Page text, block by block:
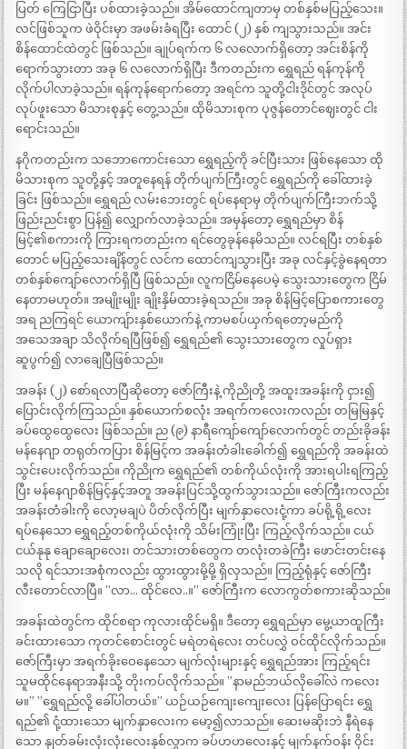
ပြတ် ကြေငြာပြီး ပစ်ထားခဲ့သည်။ အိမ်ထောင်ကျတာမှ တစ်နှစ်မပြည့်သေး။
လင်ဖြစ်သူက ဖဲဝိုင်းမှာ အဖမ်းခံရပြီး ထောင် (၂) နှစ် ကျသွားသည်။ အင်း
စိန်ထောင်ထဲတွင် ဖြစ်သည်။ ချုပ်ရက်က ၆ လလောက်ရှိတော့ အင်းစိန်ကို
ရောက်သွားတာ အခု ၆ လလောက်ရှိပြီး ဒီကတည်းက ရွှေရည် ရန်ကုန်ကို
လိုက်ပါလာခဲ့သည်။ ရန်ကုန်ရောက်တော့ အရင်က သူတို့ငါးဒိုင်တွင် အလုပ်
လုပ်ဖူးသော မိသားစုနှင့် တွေ့သည်။ ထိုမိသားစုက ပုဇွန်တောင်ဈေးတွင် ငါး
ရောင်းသည်။
နဂိုကတည်းက သဘောကောင်းသော ရွှေရည့်ကို ခင်ပြီးသား ဖြစ်နေသော ထို
မိသားစုက သူတို့နှင့် အတူနေရန် တိုက်ပျက်ကြီးတွင် ရွှေရည်ကို ခေါ်ထားခဲ့
ခြင်း ဖြစ်သည်။ ရွှေရည် လမ်းဘေးတွင် ရပ်နေရာမှ တိုက်ပျက်ကြီးဘက်သို့
ဖြည်းညင်းစွာ ပြန်၍ လျှောက်လာခဲ့သည်။ အမှန်တော့ ရွှေရည်မှာ စိန်
မြင့်၏စကားကို ကြားရကတည်းက ရင်တွေခုန်နေမိသည်။ လင်ရပြီး တစ်နှစ်
တောင် မပြည့်သေးချိန်တွင် လင်က ထောင်ကျသွားပြီး အခု လင်နှင့်ခွဲနေရတာ
တစ်နှစ်ကျော်လောက်ရှိပြီ ဖြစ်သည်။ လူကငြိမ်နေပေမဲ့ သွေးသားတွေက ငြိမ်
နေတာမဟုတ်။ အမျိုးမျိုး ချိုးနှိမ်ထားခဲ့ရသည်။ အခု စိန်မြင့်ပြောစကားတွေ
အရ ညကြရင် ယောကျ်ားနှစ်ယောက်နဲ့ ကာမစပ်ယှက်ရတော့မည်ကို
အသေအချာ သိလိုက်ရပြီဖြစ်၍ ရွှေရည်၏ သွေးသားတွေက လှုပ်ရှား
ဆူပွက်၍ လာချေပြီဖြစ်သည်။
အခန်း (၂) စော်ရလာပြီဆိုတော့ ဇော်ကြီးနဲ့ ကိုညိုတို့ အထူးအခန်းကို ငှား၍
ပြောင်းလိုက်ကြသည်။ နှစ်ယောက်စလုံး အရက်ကလေးကလည်း တမြမြနှင့်
ခပ်ထွေထွေလေး ဖြစ်သည်။ ည (၉) နာရီကျော်ကျော်လောက်တွင် တည်းခိုခန်း
မန်နေဂျာ တရုတ်ကပြား စိန်မြင့်က အခန်းတံခါးခေါက်၍ ရွှေရည်ကို အခန်းထဲ
သွင်းပေးလိုက်သည်။ ကိုညိုက ရွှေရည်၏ တစ်ကိုယ်လုံးကို အားရပါးရကြည့်
ပြီး မန်နေဂျာစိန်မြင့်နှင့်အတူ အခန်းပြင်သို့ထွက်သွားသည်။ ဇော်ကြီးကလည်း
အခန်းတံခါးကို လော့မချပဲ ပိတ်လိုက်ပြီး မျက်နှာလေးငုံ့ကာ ခပ်ရို့ရို့လေး
ရပ်နေသော ရွှေရည့်တစ်ကိုယ်လုံးကို သိမ်းကြုံးပြီး ကြည့်လိုက်သည်။ ငယ်
ငယ်နုနု ချောချောလေး၊ တင်သားတစ်တွေက တလုံးတခဲကြီး ဖောင်းတင်းနေ
သလို ရင်သားအစုံကလည်း ထွားထွားမို့မို့ ရှိလှသည်။ ကြည့်ရုံနှင့် ဇော်ကြီး
လီးတောင်လာပြီ။ ”လာ… ထိုင်လေ..။” ဇော်ကြီးက လောကွတ်စကားဆိုသည်။
အခန်းထဲတွင်က ထိုင်စရာ ကုလားထိုင်မရှိ။ ဒီတော့ ရွှေရည်မှာ မွေ့ယာထူကြီး
ခင်းထားသော ကုတင်စောင်းတွင် မရဲတရဲလေး တင်ပလွှဲ ဝင်ထိုင်လိုက်သည်။
ဇော်ကြီးမှာ အရက်ခိုးဝေနေသော မျက်လုံးများနှင့် ရွှေရည်အား ကြည့်ရင်း
သူမထိုင်နေရာအနီးသို့ တိုးကပ်လိုက်သည်။ ”နာမည်ဘယ်လိုခေါ်လဲ ကလေး
မ။” ”ရွှေရည်လို့ ခေါ်ပါတယ်။” ယဉ်ယဉ်ကျေးကျေးလေး ပြန်ပြောရင်း ရွှေ
ရည်၏ ငုံ့ထားသော မျက်နှာလေးက မော့၍လာသည်။ ဆေးမဆိုးဘဲ နီရဲနေ
သော နှုတ်ခမ်းလုံးလုံးလေးနှစ်လွှာက ခပ်ဟဟလေးနှင့် မျက်နက်ဝန်း ဝိုင်း